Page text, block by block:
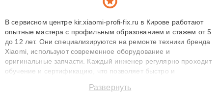
В сервисном центре kir.xiaomi-profi-fix.ru в Кирове работают
опытные мастера с профильным образованием и стажем от 5
до 12 лет. Они специализируются на ремонте техники бренда
Xiaomi, используют современное оборудование и
оригинальные запчасти. Каждый инженер регулярно проходит
обучение и сертификацию, что позволяет быстро и
сохранением гарантии до 3 лет. Наши мастера решают
Развернуть